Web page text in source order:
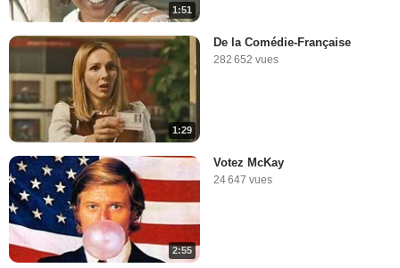
1:51
1:29
De la Comédie-Française
282 652 vues
2:55
Votez McKay
24 647 vues